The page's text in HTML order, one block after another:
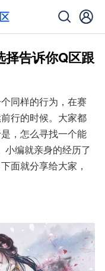
择告诉你Q区跟
同样的行为，在赛
行的时候。大家都
，怎么寻找一个能
小编就亲身的经历了
面就分享给大家，